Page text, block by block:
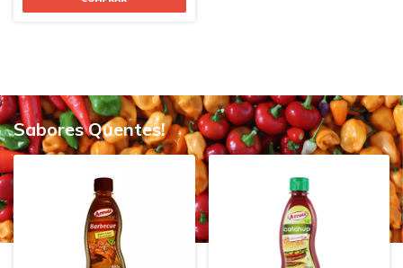
Sabores Quentes!